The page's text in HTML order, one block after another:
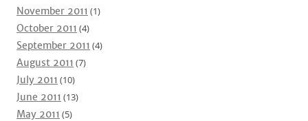
November 2011 (1)
October 2011 (4)
September 2011 (4)
August 2011 (7)
July 2011 (10)
June 2011 (13)
May 2011 (5)